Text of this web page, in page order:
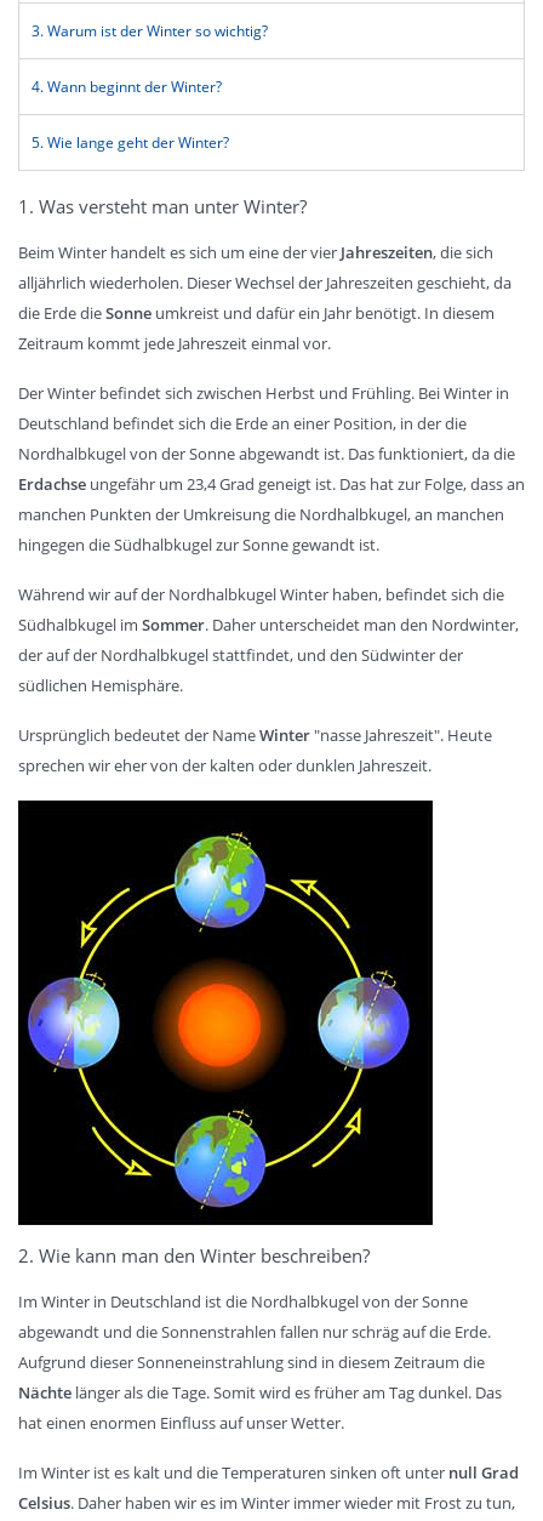
3. Warum ist der Winter so wichtig?
4. Wann beginnt der Winter?
5. Wie lange geht der Winter?
1. Was versteht man unter Winter?
Beim Winter handelt es sich um eine der vier Jahreszeiten, die sich
alljährlich wiederholen. Dieser Wechsel der Jahreszeiten geschieht, da
die Erde dieSonne umkreist und dafür ein Jahr benötigt. In diesem
Zeitraum kommt jede Jahreszeit einmal vor.
Der Winter befindet sich zwischen Herbst und Frühling. Bei Winter in
Deutschland befindet sich die Erde an einer Position, in der die
Nordhalbkugel von der Sonne abgewandt ist. Das funktioniert, da die
Erdachse ungefähr um 23,4 Grad geneigt ist. Das hat zur Folge, dass an
manchen Punkten der Umkreisung die Nordhalbkugel, an manchen
hingegen die Südhalbkugel zur Sonne gewandt ist.
Während wir auf der Nordhalbkugel Winter haben, befindet sich die
Südhalbkugel im Sommer. Daher unterscheidet man den Nordwinter,
der auf der Nordhalbkugel stattfindet, und den Südwinter der
südlichen Hemisphäre.
Ursprünglich bedeutet der NameWinter "nasse Jahreszeit". Heute
sprechen wir eher von der kalten oder dunklen Jahreszeit.
2. Wie kann man den Winter beschreiben?
Im Winter in Deutschland ist die Nordhalbkugel von der Sonne
abgewandt und die Sonnenstrahlen fallen nur schräg auf die Erde.
Aufgrund dieser Sonneneinstrahlung sind in diesem Zeitraum die
Nächte länger als die Tage. Somit wird es früher am Tag dunkel. Das
hat einen enormen Einfluss auf unser Wetter.
Im Winter ist es kalt und die Temperaturen sinken oft unter null Grad
Celsius. Daher haben wir es im Winter immer wieder mit Frost zu tun,